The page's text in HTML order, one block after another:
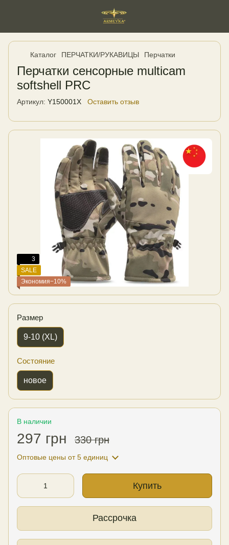
Каталог ПЕРЧАТКИ/РУКАВИЦЫ Перчатки
Перчатки сенсорные multicam
softshell PRC
Артикул: Y150001X Оставить отзыв
3
SALE
Экономия−10%
Размер
9-10 (XL)
Состояние
новое
В наличии
297 грн 330 грн
Оптовые цены от 5 единиц
Купить
Рассрочка